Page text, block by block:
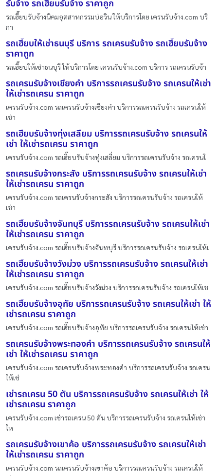
รับจ้าง รถเฮี๊ยบรับจ้าง ราคาถูก
รถเฮี๊ยบรับจ้างนิคมอุตสาหกรรมบ่อวิน ให้บริการโดย เครนรับจ้าง.com บริ
กา
รถเฮี๊ยบให้เช่าธนบุรี บริการ รถเครนรับจ้าง รถเฮี๊ยบรับจ้าง
ราคาถูก
รถเฮี๊ยบให้เช่าธนบุรี ให้บริการโดย เครนรับจ้าง.com บริการ รถเครนรับจ้า
รถเครนรับจ้างเชียงคำ บริการรถเครนรับจ้าง รถเครนให้เช่า
ให้เช่ารถเครน ราคาถูก
เครนรับจ้าง.com รถเครนรับจ้างเชียงคำ บริการรถเครนรับจ้าง รถเครนให้
เช่า
รถเฮี๊ยบรับจ้างทุ่งเสลี่ยม บริการรถเครนรับจ้าง รถเครนให้
เช่า ให้เช่ารถเครน ราคาถูก
เครนรับจ้าง.com รถเฮี๊ยบรับจ้างทุ่งเสลี่ยม บริการรถเครนรับจ้าง รถเครนใ
รถเครนรับจ้างกระสัง บริการรถเครนรับจ้าง รถเครนให้เช่า
ให้เช่ารถเครน ราคาถูก
เครนรับจ้าง.com รถเครนรับจ้างกระสัง บริการรถเครนรับจ้าง รถเครนให้
เช่า
รถเฮี๊ยบรับจ้างจันทบุรี บริการรถเครนรับจ้าง รถเครนให้เช่า
ให้เช่ารถเครน ราคาถูก
เครนรับจ้าง.com รถเฮี๊ยบรับจ้างจันทบุรี บริการรถเครนรับจ้าง รถเครนให้เ
รถเฮี๊ยบรับจ้างวังม่วง บริการรถเครนรับจ้าง รถเครนให้เช่า
ให้เช่ารถเครน ราคาถูก
เครนรับจ้าง.com รถเฮี๊ยบรับจ้างวังม่วง บริการรถเครนรับจ้าง รถเครนให้เช
รถเฮี๊ยบรับจ้างอุทัย บริการรถเครนรับจ้าง รถเครนให้เช่า ให้
เช่ารถเครน ราคาถูก
เครนรับจ้าง.com รถเฮี๊ยบรับจ้างอุทัย บริการรถเครนรับจ้าง รถเครนให้เช่า
รถเครนรับจ้างพระทองคำ บริการรถเครนรับจ้าง รถเครนให้
เช่า ให้เช่ารถเครน ราคาถูก
เครนรับจ้าง.com รถเครนรับจ้างพระทองคำ บริการรถเครนรับจ้าง รถเครน
ให้เช่
เช่ารถเครน 50 ตัน บริการรถเครนรับจ้าง รถเครนให้เช่า ให้
เช่ารถเครน ราคาถูก
เครนรับจ้าง.com เช่ารถเครน 50 ตัน บริการรถเครนรับจ้าง รถเครนให้เช่า
ให
รถเครนรับจ้างเขาค้อ บริการรถเครนรับจ้าง รถเครนให้เช่า
ให้เช่ารถเครน ราคาถูก
เครนรับจ้าง.com รถเครนรับจ้างเขาค้อ บริการรถเครนรับจ้าง รถเครนให้